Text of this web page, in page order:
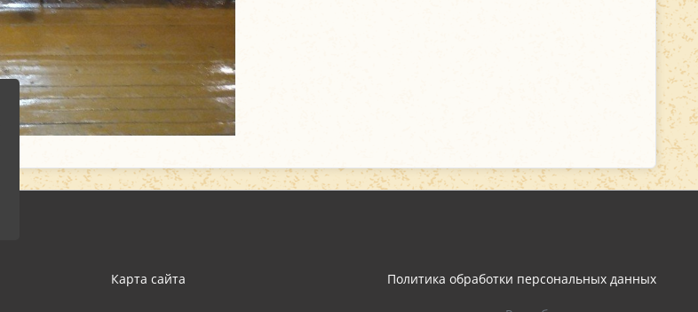
Карта сайта Политика обработки персональных данных